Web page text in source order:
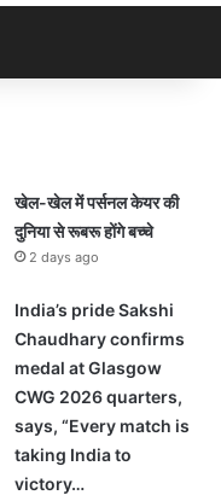
खेल-खेल में पर्सनल केयर की
दुनिया से रूबरू होंगे बच्चे
2 days ago
India’s pride Sakshi
Chaudhary confirms
medal at Glasgow
CWG 2026 quarters,
says, “Every match is
taking India to
victory…